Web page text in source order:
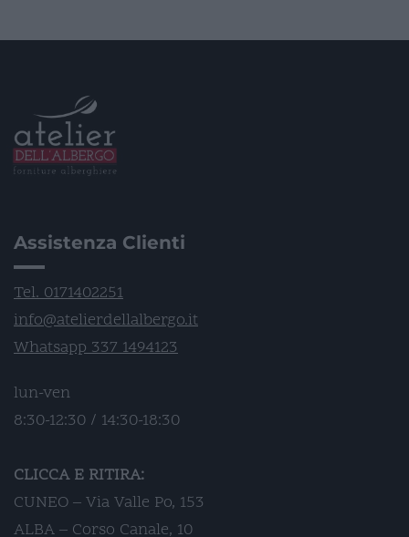
Assistenza Clienti
Tel. 0171402251
info@atelierdellalbergo.it
Whatsapp 337 1494123
lun-ven
8:30-12:30 / 14:30-18:30
CLICCA E RITIRA:
CUNEO – Via Valle Po, 153
ALBA – Corso Canale, 10